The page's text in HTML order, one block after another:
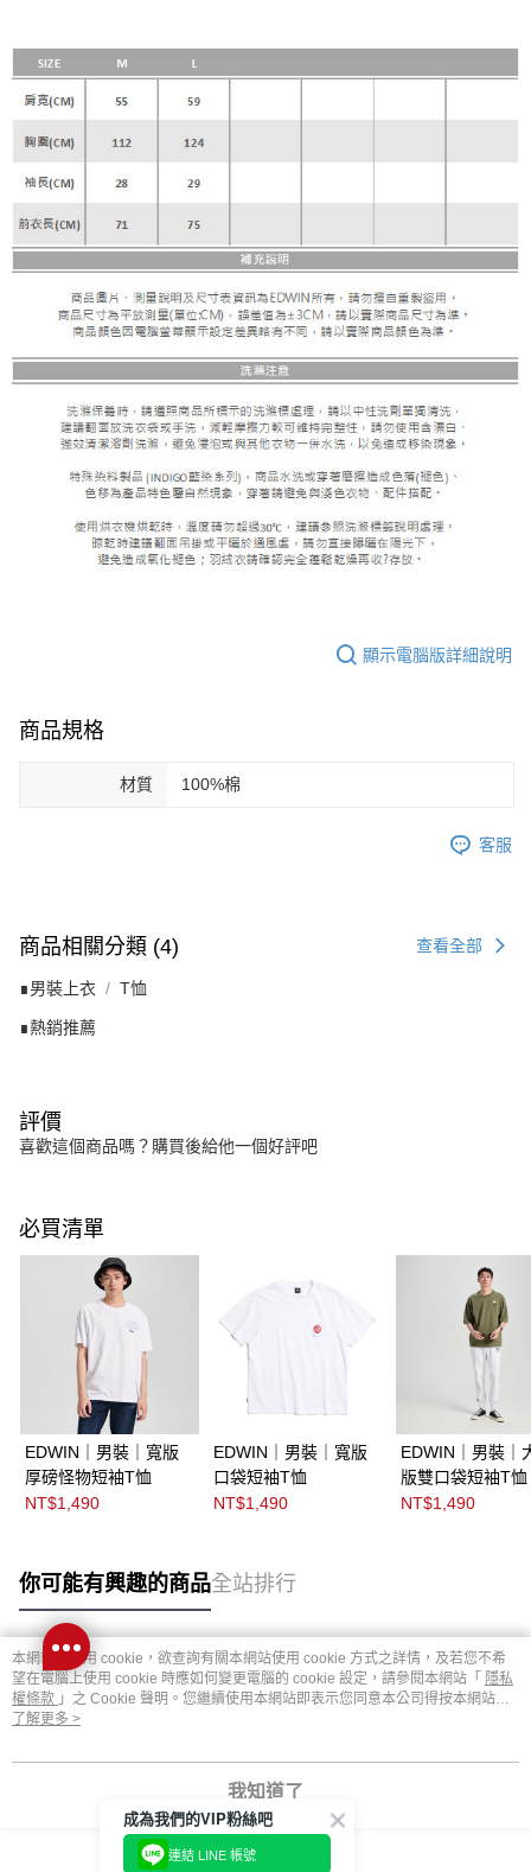
顯示電腦版詳細說明
商品規格
材質 100%棉
客服
商品相關分類 (4) 查看全部
∎男裝上衣 T恤
∎熱銷推薦
評價
喜歡這個商品嗎？購買後給他一個好評吧
必買清單
EDWIN｜男裝｜寬版
厚磅怪物短袖T恤
NT$1,490
EDWIN｜男裝｜寬版
口袋短袖T恤
NT$1,490
EDWIN｜男裝｜
版雙口袋短袖T恤
NT$1,490
你可能有興趣的商品全站排行
熱門標籤
本網站中使用 cookie，欲查詢有關本網站使用 cookie 方式之詳情，及若您不希
望在電腦上使用 cookie 時應如何變更電腦的 cookie 設定，請參閱本網站「 隱私
權條款 」之 Cookie 聲明。您繼續使用本網站即表示您同意本公司得按本網站使
用條款之 Cookie 聲明使用 cookie。
了解更多 >
我知道了
成為我們的VIP粉絲吧
連結 LINE 帳號